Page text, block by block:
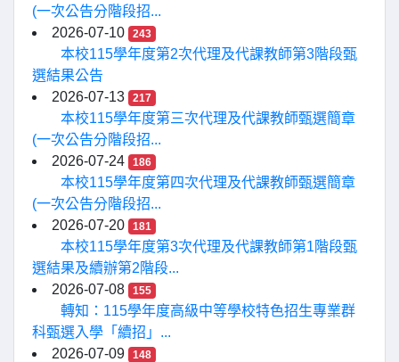
(一次公告分階段招...
2026-07-10
243
本校115學年度第2次代理及代課教師第3階段甄
選結果公告
2026-07-13
217
本校115學年度第三次代理及代課教師甄選簡章
(一次公告分階段招...
2026-07-24
186
本校115學年度第四次代理及代課教師甄選簡章
(一次公告分階段招...
2026-07-20
181
本校115學年度第3次代理及代課教師第1階段甄
選結果及續辦第2階段...
2026-07-08
155
轉知：115學年度高級中等學校特色招生專業群
科甄選入學「續招」...
2026-07-09
148